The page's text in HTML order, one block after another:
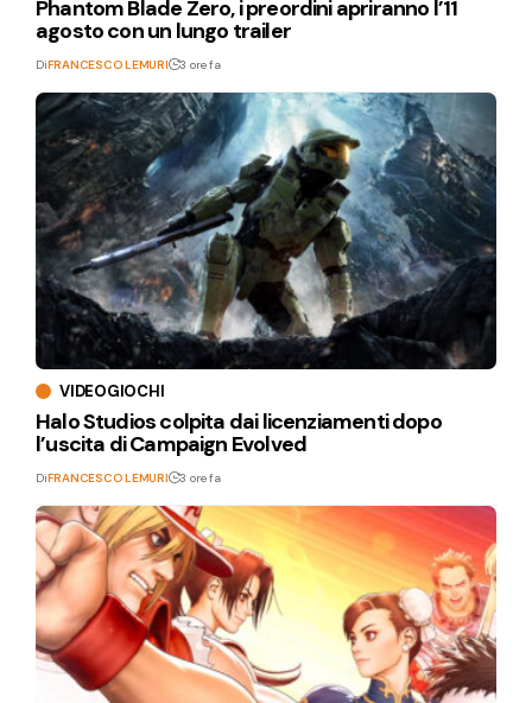
Phantom Blade Zero, i preordini apriranno l’11
agosto con un lungo trailer
DiFRANCESCO LEMURI 3 ore fa
VIDEOGIOCHI
Halo Studios colpita dai licenziamenti dopo
l’uscita di Campaign Evolved
DiFRANCESCO LEMURI 3 ore fa